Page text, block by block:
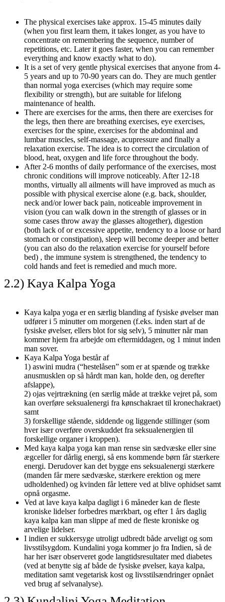
The physical exercises take approx. 15-45 minutes daily
(when you first learn them, it takes longer, as you have to
concentrate on remembering the sequence, number of
repetitions, etc. Later it goes faster, when you can remember
everything and know exactly what to do).
It is a set of very gentle physical exercises that anyone from 4-
5 years and up to 70-90 years can do. They are much gentler
than normal yoga exercises (which may require some
flexibility or strength), but are suitable for lifelong
maintenance of health.
There are exercises for the arms, then there are exercises for
the legs, then there are breathing exercises, eye exercises,
exercises for the spine, exercises for the abdominal and
lumbar muscles, self-massage, acupressure and finally a
relaxation exercise. The idea is to correct the circulation of
blood, heat, oxygen and life force throughout the body.
After 2-6 months of daily performance of the exercises, most
chronic conditions will improve noticeably. After 12-18
months, virtually all ailments will have improved as much as
possible with physical exercise alone (e.g. back, shoulder,
neck and/or lower back pain, noticeable improvement in
vision (you can walk down in the strength of glasses or in
some cases throw away the glasses altogether), digestion
(both lack of or excessive appetite, tendency to a loose or hard
stomach or constipation), sleep will become deeper and better
(you can also do the relaxation exercise for yourself before
bed) , the immune system is strengthened, the tendency to
cold hands and feet is remedied and much more.
2.2) Kaya Kalpa Yoga
Kaya kalpa yoga er en særlig blanding af fysiske øvelser man
udfører i 5 minutter om morgenen (f.eks. inden start af de
fysiske øvelser, ellers blot for sig selv), 5 minutter når man
kommer hjem fra arbejde om eftermiddagen, og 1 minut inden
man sover.
Kaya Kalpa Yoga består af
1) aswini mudra (“hestelåsen” som er at spænde og trække
anusmusklen op så hårdt man kan, holde den, og derefter
afslappe),
2) ojas vejrtrækning (en særlig måde at trække vejret på, som
kan overføre seksualenergi fra kønschakraet til kronechakraet)
samt
3) forskellige stående, siddende og liggende stillinger (som
hver især overføre overskuddet fra seksualenergien til
forskellige organer i kroppen).
Med kaya kalpa yoga kan man rense sin sædvæske eller sine
ægceller for dårlig energi, så ens kommende børn får stærkere
energi. Derudover kan det bygge ens seksualenergi stærkere
(manden får mere sædvæske, stærkere erektion og mere
udholdenhed) og kvinden får lettere ved at blive ophidset samt
opnå orgasme.
Ved at lave kaya kalpa dagligt i 6 måneder kan de fleste
kroniske lidelser forbedres mærkbart, og efter 1 års daglig
kaya kalpa kan man slippe af med de fleste kroniske og
arvelige lidelser.
I indien er sukkersyge utroligt udbredt både arveligt og som
livsstilsygdom. Kundalini yoga kommer jo fra Indien, så de
har her især observeret gode langtidsresultater med diabetes
(ved at benytte sig af både de fysiske øvelser, kaya kalpa,
meditation samt vegetarisk kost og livsstilsændringer opnået
ved brug af selvanalyse).